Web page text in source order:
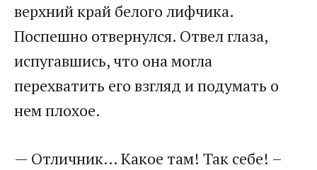
верхний край белого лифчика.
Поспешно отвернулся. Отвел глаза,
испугавшись, что она могла
перехватить его взгляд и подумать о
нем плохое.
— Отличник… Какое там! Так себе! –